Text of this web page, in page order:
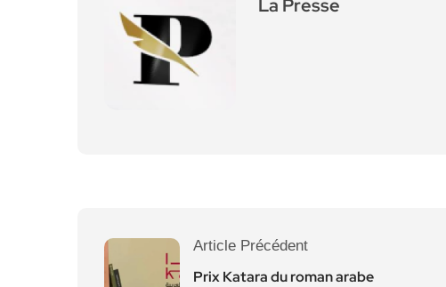
La Presse
Article Précédent
Prix Katara du roman arabe